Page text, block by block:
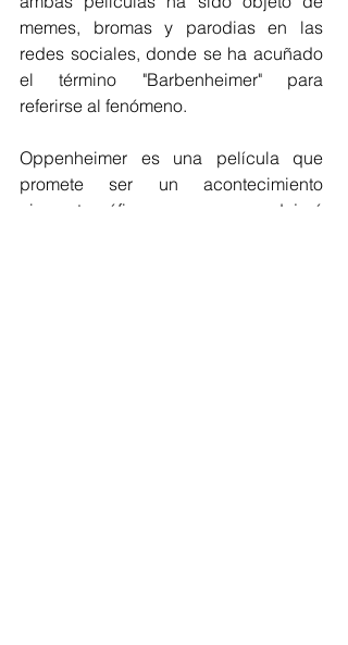
memes, bromas y parodias en las
redes sociales, donde se ha acuñado
el término "Barbenheimer" para
referirse al fenómeno.
Oppenheimer es una película que
promete ser un acontecimiento
cinematográfico que no dejará